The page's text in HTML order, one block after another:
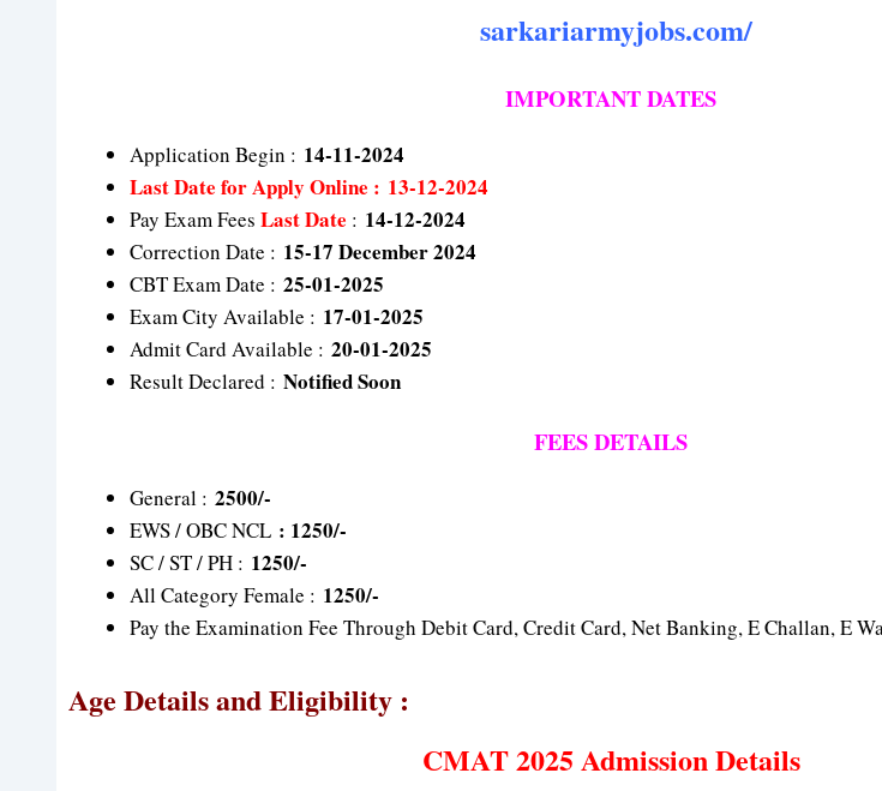
sarkariarmyjobs.com/
IMPORTANT DATES
Application Begin : 14-11-2024
Last Date for Apply Online : 13-12-2024
Pay Exam Fees Last Date : 14-12-2024
Correction Date : 15-17 December 2024
CBT Exam Date : 25-01-2025
Exam City Available : 17-01-2025
Admit Card Available : 20-01-2025
Result Declared : Notified Soon
FEES DETAILS
General : 2500/-
EWS / OBC NCL : 1250/-
SC / ST / PH : 1250/-
All Category Female : 1250/-
Pay the Examination Fee Through Debit Card, Credit Card, Net Banking, E Challan, E
Age Details andEligibility :
CMAT 2025 Admission Details